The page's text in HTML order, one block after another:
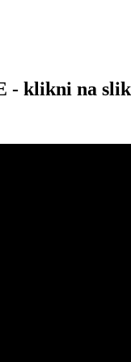
- klikni na